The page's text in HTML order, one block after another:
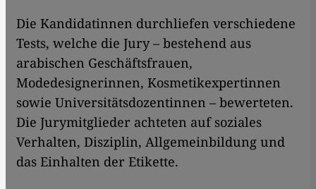
Die Kandidatinnen durchliefen verschiedene
Tests, welche die Jury – bestehend aus
arabischen Geschäftsfrauen,
Modedesignerinnen, Kosmetikexpertinnen
sowie Universitätsdozentinnen – bewerteten.
Die Jurymitglieder achteten auf soziales
Verhalten, Disziplin, Allgemeinbildung und
das Einhalten der Etikette.